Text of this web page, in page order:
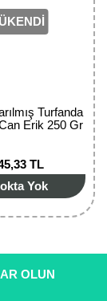
Turfanda
Erik 250 Gr
TL
Yok
OLUN